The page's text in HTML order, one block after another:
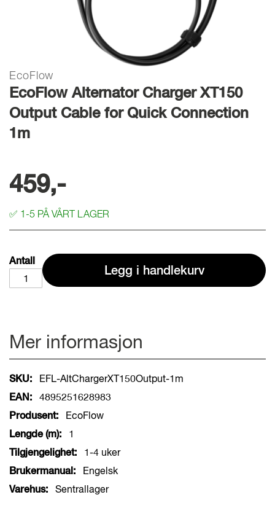
Gå
til
begynnelsen
av
bilder
EcoFlow
EcoFlow Alternator Charger XT150
Output Cable for Quick Connection
1m
459,-
✅ 1-5 PÅ VÅRT LAGER
Antall
Legg i handlekurv
Mer informasjon
Mer
informasjon
EFL-AltChargerXT150Output-1m
4895251628983
EcoFlow
1
1-4 uker
Engelsk
Sentrallager